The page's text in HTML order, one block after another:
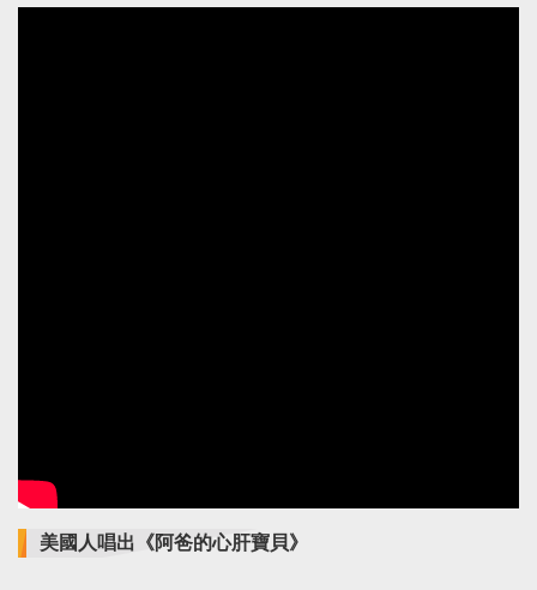
美國人唱出《阿爸的心肝寶貝》